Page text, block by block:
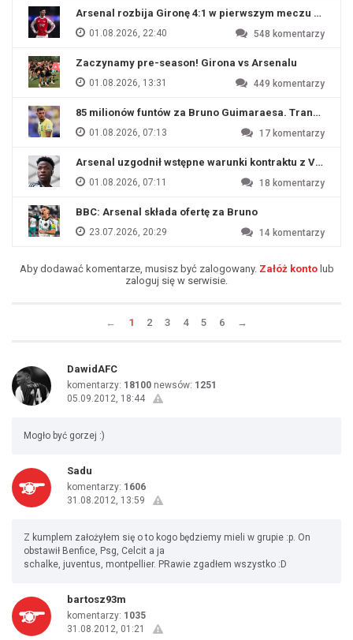
Arsenal rozbija Gironę 4:1 w pierwszym meczu
01.08.2026, 22:40 548 komentarzy
Zaczynamy pre-season! Girona vs Arsenalu
01.08.2026, 13:31 449 komentarzy
85 milionów funtów za Bruno Guimaraesa. Transfer
01.08.2026, 07:13 17 komentarzy
Arsenal uzgodnił wstępne warunki kontraktu z
01.08.2026, 07:11 18 komentarzy
BBC: Arsenal składa ofertę za Bruno
23.07.2026, 20:29 14 komentarzy
Aby dodawać komentarze, musisz być zalogowany. Załóż kontolub
zaloguj się w serwisie.
← 1 2 3 4 5 6 →
DawidAFC
komentarzy: 18100 newsów: 1251
05.09.2012, 18:44
Mogło być gorzej :)
Sadu
komentarzy: 1606
31.08.2012, 13:59
Z kumplem założyłem się o to kogo będziemy mieli w grupie :p. On
obstawił Benfice, Psg, Celcit a ja
schalke, juventus, montpellier. PRawie zgadłem wszystko :D
bartosz93m
komentarzy: 1035
31.08.2012, 01:21